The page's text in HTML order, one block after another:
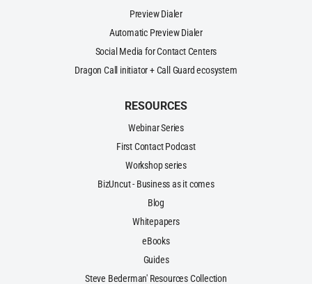
Preview Dialer
Automatic Preview Dialer
Social Media for Contact Centers
Dragon Call initiator + Call Guard ecosystem
RESOURCES
Webinar Series
First Contact Podcast
Workshop series
BizUncut - Business as it comes
Blog
Whitepapers
eBooks
Guides
Steve Bederman' Resources Collection